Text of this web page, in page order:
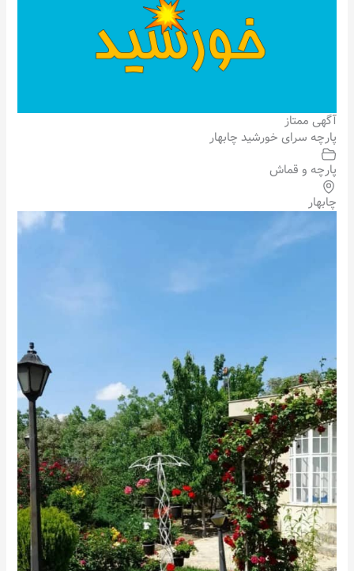
آگهی ممتاز
پارچه سرای خورشید چابهار
پارچه و قماش
چابهار